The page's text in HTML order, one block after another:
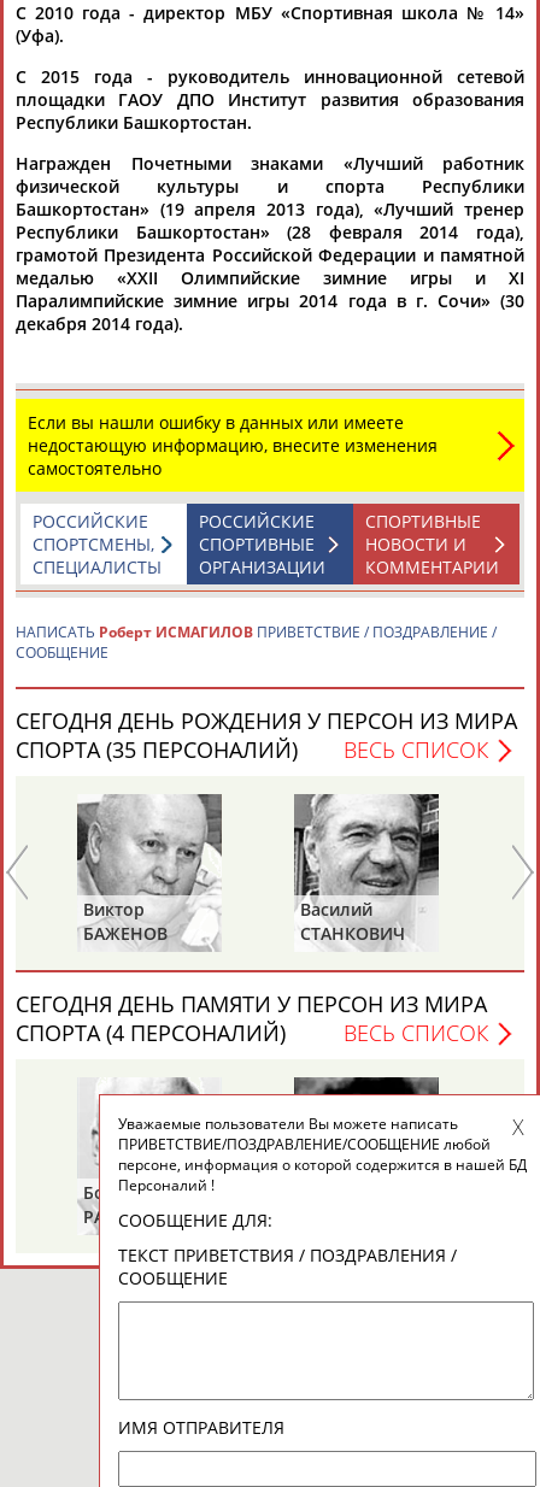
Список факелоносцев эстафеты олимпийского огня в Уфе
...Артур Камилевич Ахметханов Марат Радикович Ахметшин
РобертНиколаевич Ахметшина Камилла Александровна
Аюпов... ... Исламов Ринат Рашитович Исламуратов Раиль
Наилович
Исмагилов
Гарифуллович ...
(Проект:Информационное агентство СТАДИОН)
21.12.2013
ЦЕЛИ ПРОЕКТА КОНТАКТЫ НАШИ КНОПКИ РЕКЛАМА
Вопросы сотрудничества и совместной деятельностиinform@infosport.ru
© Стадион, 1998-2026
Разработка и поддержка ООО НАИТ «Стадион»
Подпишись
С 2010 года - директор МБУ «Спортивная школа № 14»
(Уфа).
С 2015 года - руководитель инновационной сетевой
площадки ГАОУ ДПО Институт развития образования
Республики Башкортостан.
Награжден Почетными знаками «Лучший работник
физической культуры и спорта Республики
Башкортостан» (19 апреля 2013 года), «Лучший тренер
Республики Башкортостан» (28 февраля 2014 года),
грамотой Президента Российской Федерации и памятной
медалью «XXII Олимпийские зимние игры и XI
Паралимпийские зимние игры 2014 года в г. Сочи» (30
декабря 2014 года).
Если вы нашли ошибку в данных или имеете
недостающую информацию, внесите изменения
самостоятельно
СПОРТИВНЫЕ
НОВОСТИ И
КОММЕНТАРИИ
РОССИЙСКИЕ
СПОРТИВНЫЕ
ОРГАНИЗАЦИИ
РОССИЙСКИЕ
СПОРТСМЕНЫ,
СПЕЦИАЛИСТЫ
НАПИСАТЬ Роберт ИСМАГИЛОВ ПРИВЕТСТВИЕ / ПОЗДРАВЛЕНИЕ /
СООБЩЕНИЕ
СЕГОДНЯ ДЕНЬ РОЖДЕНИЯ У ПЕРСОН ИЗ МИРА
СПОРТА (35 ПЕРСОНАЛИЙ)
ВЕСЬ СПИСОК
Виктор
БАЖЕНОВ
Василий
СТАНКОВИЧ
СЕГОДНЯ ДЕНЬ ПАМЯТИ У ПЕРСОН ИЗ МИРА
СПОРТА (4 ПЕРСОНАЛИЙ)
ВЕСЬ СПИСОК
Борис
РАЗИНСКИЙ
Уважаемые пользователи Вы можете написать
ПРИВЕТСТВИЕ/ПОЗДРАВЛЕНИЕ/СООБЩЕНИЕ любой
персоне, информация о которой содержится в нашей БД
Персоналий !
СООБЩЕНИЕ ДЛЯ:
ТЕКСТ ПРИВЕТСТВИЯ / ПОЗДРАВЛЕНИЯ /
СООБЩЕНИЕ
ИМЯ ОТПРАВИТЕЛЯ